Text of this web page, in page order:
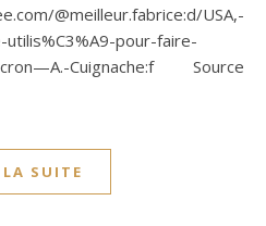
@meilleur.fabrice:d/USA,-
pour-faire-
Cuignache:f Source
LA SUITE